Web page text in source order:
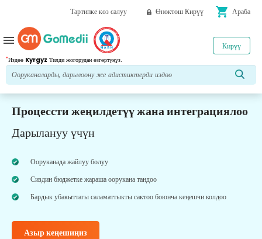
Тартипке көз салуу Өнөктөш Кирүү shopping_cart Араба
*Издөө Kyrgyz Тилди жогорудан өзгөртүңүз.
Кирүү
menu
Процессти жеңилдетүү жана интеграциялоо
Дарылануу үчүн
Ооруканада жайлуу болуу
Сиздин бюджетке жараша оорукана тандоо
Бардык убакыттагы саламаттыкты сактоо боюнча кеңешчи колдоо
Азыр кеңешиңиз